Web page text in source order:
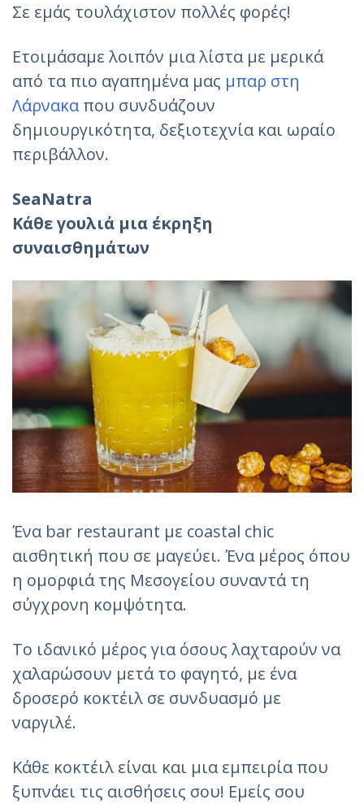
Σε εμάς τουλάχιστον πολλές φορές!
Ετοιμάσαμε λοιπόν μια λίστα με μερικά
από τα πιο αγαπημένα μας μπαρ στη
Λάρνακα που συνδυάζουν
δημιουργικότητα, δεξιοτεχνία και ωραίο
περιβάλλον.
SeaNatra
Κάθε γουλιά μια έκρηξη
συναισθημάτων
Ένα bar restaurant με coastal chic
αισθητική που σε μαγεύει. Ένα μέρος όπου
η ομορφιά της Μεσογείου συναντά τη
σύγχρονη κομψότητα.
Το ιδανικό μέρος για όσους λαχταρούν να
χαλαρώσουν μετά το φαγητό, με ένα
δροσερό κοκτέιλ σε συνδυασμό με
ναργιλέ.
Κάθε κοκτέιλ είναι και μια εμπειρία που
ξυπνάει τις αισθήσεις σου! Εμείς σου